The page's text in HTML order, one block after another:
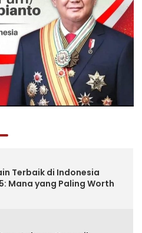
Terbaik di Indonesia
Mana yang Paling Worth